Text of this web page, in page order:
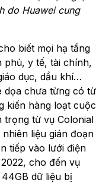
do Huawei cung
biết mọi hạ tầng
phủ, y tế, tài chính,
dục, dầu khí…
dọa chưa từng có từ
kiến hàng loạt cuộc
trọng từ vụ Colonial
liệu gián đoạn
tiếp vào lưới điện
cho đến vụ
dữ liệu bị